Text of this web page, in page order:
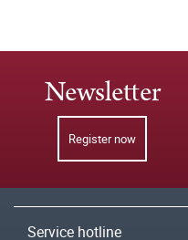
Newsletter
Register now
Service hotline